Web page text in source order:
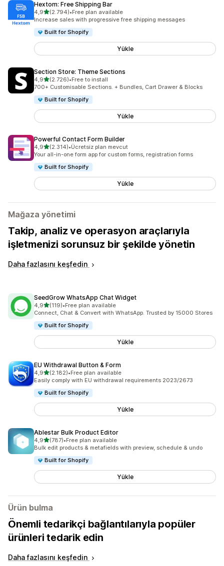
Hextom: Free Shipping Bar
4,95 yıldız üzerinden
(2.794)
toplam 2794 değerlendirme
•Free plan available
Increase sales with progressive free shipping messages
Built for Shopify
Yükle
Section Store: Theme Sections
4,95 yıldız üzerinden
(2.726)
toplam 2726 değerlendirme
•Free to install
700+ Customisable Sections. + Bundles, Cart Drawer & Blocks
Built for Shopify
Yükle
Powerful Contact Form Builder
4,95 yıldız üzerinden
(2.314)
toplam 2314 değerlendirme
•Ücretsiz plan mevcut
Your all-in-one form app for custom forms, registration forms
Built for Shopify
Yükle
Mağaza yönetimi
Takip, analiz ve operasyon araçlarıyla
işletmenizi sorunsuz bir şekilde yönetin
Daha fazlasını keşfedin
SeedGrow WhatsApp Chat Widget
4,95 yıldız üzerinden
(119)
toplam 119 değerlendirme
•Free plan available
Connect, Chat & Convert with WhatsApp. Trusted by 15000 Stores
Built for Shopify
Yükle
EU Withdrawal Button & Form
4,95 yıldız üzerinden
(2.182)
toplam 2182 değerlendirme
•Free plan available
Easily comply with EU withdrawal requirements 2023/2673
Built for Shopify
Yükle
Ablestar Bulk Product Editor
4,95 yıldız üzerinden
(787)
toplam 787 değerlendirme
•Free plan available
Bulk edit products & metafields with preview, schedule & undo
Built for Shopify
Yükle
Ürün bulma
Önemli tedarikçi bağlantılarıyla popüler
ürünleri tedarik edin
Daha fazlasını keşfedin